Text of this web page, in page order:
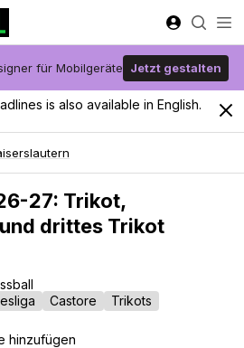
für Mobilgeräte Jetzt gestalten
is also available in English.
27: Trikot,
drittes Trikot
Castore
Trikots
hinzufügen